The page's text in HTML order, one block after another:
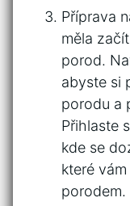
Příprava
měla‍
porod.
⁤abyste​ si
porodu a
Přihlaste
kde⁢ se
které
porodem.